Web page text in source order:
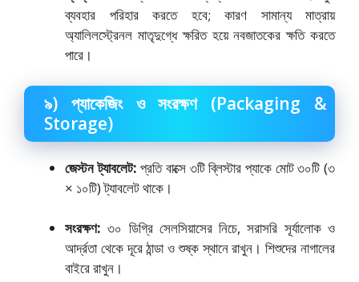
ব্যবহার পরিহার করতে হবে; কারণ সামান্য মাত্রায়
অ্যালিলস্ট্রেনল মাতৃদুগ্ধে ক্ষরিত হয়ে নবজাতকের ক্ষতি করতে
পারে।
৯) প্যাকেজিং ও সংরক্ষণ (Packaging &
Storage)
জেস্টন ট্যাবলেট: প্রতি বাক্সে ৩টি ব্লিস্টার প্যাকে মোট ৩০টি (৩
× ১০টি) ট্যাবলেট থাকে।
সংরক্ষণ: ৩০ ডিগ্রি সেলসিয়াসের নিচে, সরাসরি সূর্যালোক ও
আর্দ্রতা থেকে দূরে ঠান্ডা ও শুষ্ক স্থানে রাখুন। শিশুদের নাগালের
বাইরে রাখুন।